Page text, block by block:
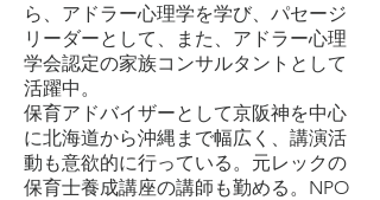
ら、アドラー心理学を学び、パセージ
リーダーとして、また、アドラー心理
学会認定の家族コンサルタントとして
活躍中。
保育アドバイザーとして京阪神を中心
に北海道から沖縄まで幅広く、講演活
動も意欲的に行っている。元レックの
保育士養成講座の講師も勤める。NPO